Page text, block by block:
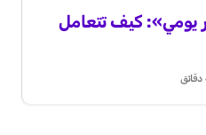
يومي»: كيف تتعامل